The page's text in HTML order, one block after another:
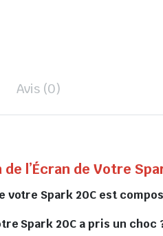
Avis (0)
l’Écran de Votre
votre Spark 20C est
Spark 20C a pris un choc